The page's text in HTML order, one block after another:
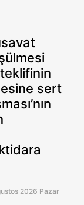
sert
2026 Pazar